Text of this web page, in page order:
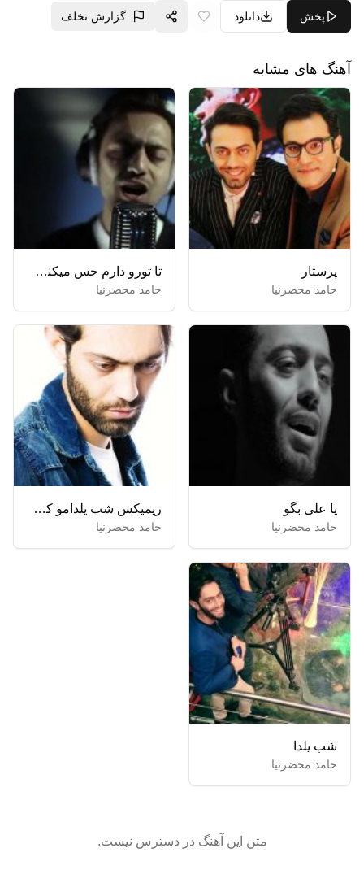
پخش دانلود گزارش تخلف
آهنگ های مشابه
پرستار
حامد محضرنیا
تا تورو دارم حس میکنم دنیا تو دستامه
حامد محضرنیا
یا علی بگو
حامد محضرنیا
ریمیکس شب یلدامو کل آرزوهامو
حامد محضرنیا
شب یلدا
حامد محضرنیا
متن این آهنگ در دسترس نیست.